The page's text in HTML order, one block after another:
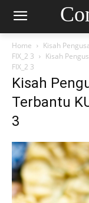
Home
Kisah
FIX_2 3
Kisah
FIX_2 3
Kisah
Terbantu
3